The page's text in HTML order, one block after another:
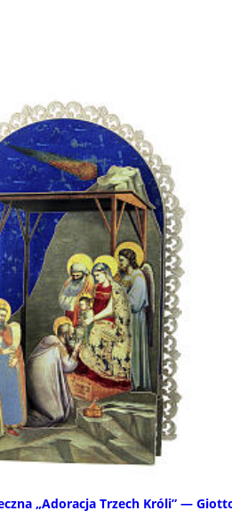
„Adoracja Trzech Króli” —